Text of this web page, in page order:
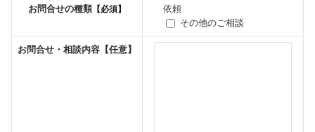
お問合せの種類【必須】
依頼
その他のご相談
お問合せ・相談内容 【任意】